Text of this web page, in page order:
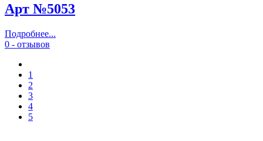
Арт №5053
Подробнее...
0 - отзывов
1
2
3
4
5